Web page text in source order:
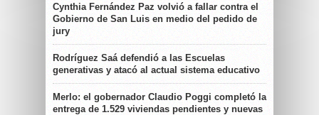
Cynthia Fernández Paz volvió a fallar contra el
Gobierno de San Luis en medio del pedido de
jury
Rodríguez Saá defendió a las Escuelas
generativas y atacó al actual sistema educativo
Merlo: el gobernador Claudio Poggi completó la
entrega de 1.529 viviendas pendientes y nuevas